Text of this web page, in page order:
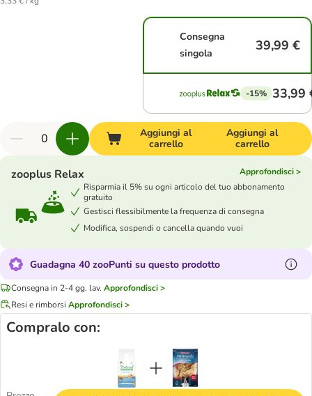
Consegna
singola
39,99 €
-15% 33,99
Aggiungi al
carrello
Aggiungi al
carrello
zooplus Relax
Approfondisci >
Risparmia il 5% su ogni articolo del tuo abbonamento
gratuito
Gestisci flessibilmente la frequenza di consegna
Modifica, sospendi o cancella quando vuoi
Guadagna 40 zooPunti su questo prodotto
Consegna in 2-4 gg. lav. Approfondisci >
Resi e rimborsi Approfondisci >
Compralo con: